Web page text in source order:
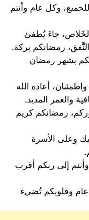
وكل عام وأنتم
جاءَ يُطفئ
رمضانكم بركة.
بشهر رمضان
أعاده الله
والعمر المديد.
رمضانكم كريم
وعلى الأسرة
إلى ربكم أقرب
عام وقلوبكم تُضيء